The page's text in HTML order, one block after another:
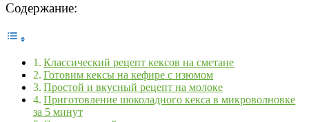
Содержание:
Классический рецепт кексов на сметане
Готовим кексы на кефире с изюмом
Простой и вкусный рецепт на молоке
Приготовление шоколадного кекса в микроволновке
за 5 минут